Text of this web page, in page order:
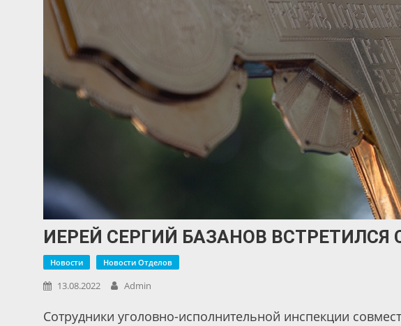
ИЕРЕЙ СЕРГИЙ БАЗАНОВ
Новости Новости Отделов
13.08.2022 Admin
Сотрудники уголовно-исполнительной инспекции